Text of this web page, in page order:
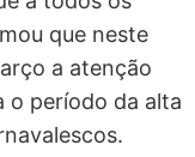
que neste
a atenção
o período da alta